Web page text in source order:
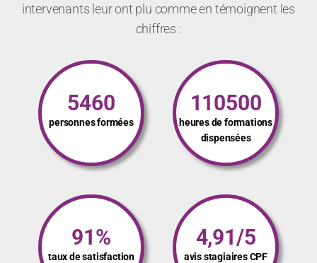
intervenants leur ont plu comme en témoignent les
chiffres :
5460
personnes formées
110500
heures de formations
dispensées
91%
taux de satisfaction
4,91/5
avis stagiaires CPF